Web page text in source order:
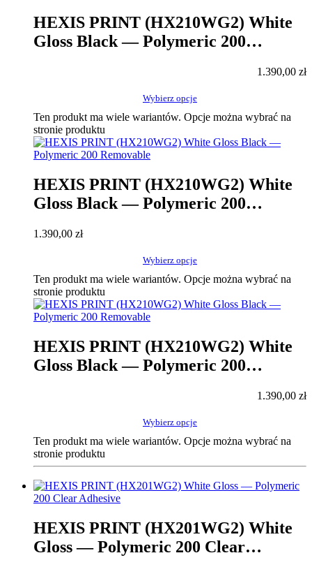
HEXIS PRINT (HX210WG2) White
Gloss Black — Polymeric 200
1.390,00 zł
Wybierz opcje
Ten produkt ma wiele wariantów. Opcje można wybrać na
stronie produktu
HEXIS PRINT (HX210WG2) White
Gloss Black — Polymeric 200
1.390,00 zł
Wybierz opcje
Ten produkt ma wiele wariantów. Opcje można wybrać na
stronie produktu
HEXIS PRINT (HX210WG2) White
Gloss Black — Polymeric 200
1.390,00 zł
Wybierz opcje
Ten produkt ma wiele wariantów. Opcje można wybrać na
stronie produktu
HEXIS PRINT (HX201WG2) White
Gloss — Polymeric 200 Clear